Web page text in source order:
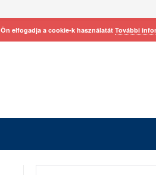
elfogadja a cookie-k használatátTovábbi